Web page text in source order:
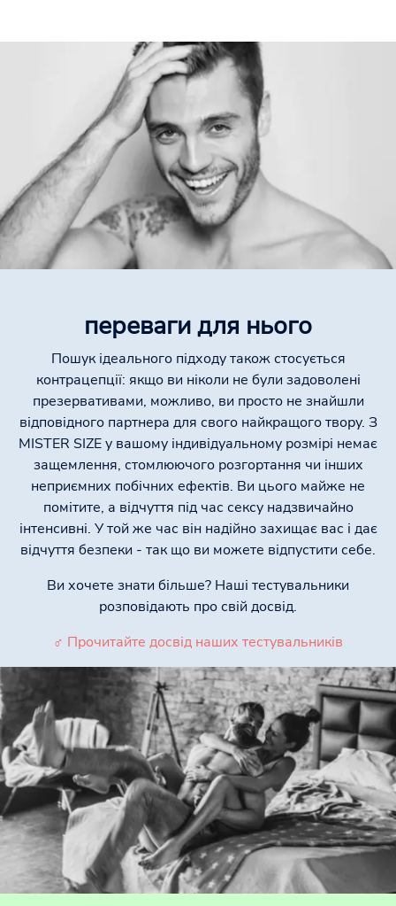
переваги для нього
Пошук ідеального підходу також стосується
контрацепції: якщо ви ніколи не були задоволені
презервативами, можливо, ви просто не знайшли
відповідного партнера для свого найкращого твору. З
MISTER SIZE у вашому індивідуальному розмірі немає
защемлення, стомлюючого розгортання чи інших
неприємних побічних ефектів. Ви цього майже не
помітите, а відчуття під час сексу надзвичайно
інтенсивні. У той же час він надійно захищає вас і дає
відчуття безпеки - так що ви можете відпустити себе.
Ви хочете знати більше? Наші тестувальники
розповідають про свій досвід.
♂ Прочитайте досвід наших тестувальників